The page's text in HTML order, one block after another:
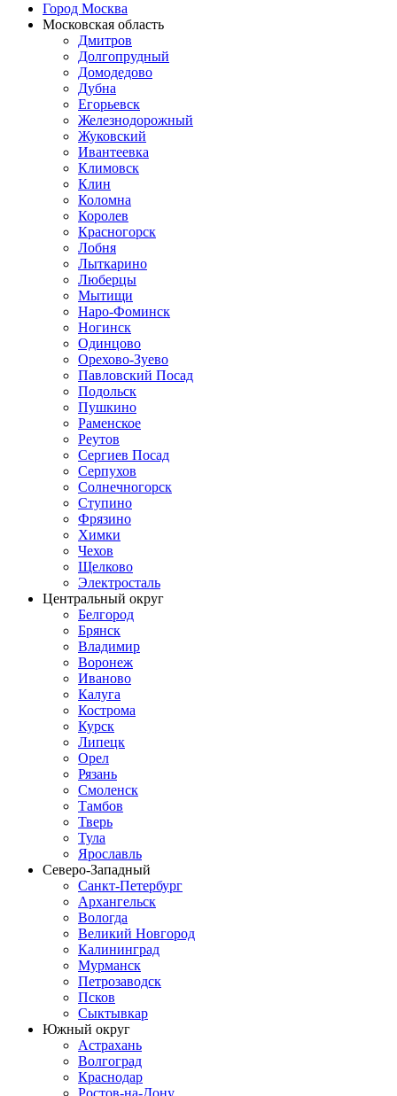
Город Москва
Московская область
Дмитров
Долгопрудный
Домодедово
Дубна
Егорьевск
Железнодорожный
Жуковский
Ивантеевка
Климовск
Клин
Коломна
Королев
Красногорск
Лобня
Лыткарино
Люберцы
Мытищи
Наро-Фоминск
Ногинск
Одинцово
Орехово-Зуево
Павловский Посад
Подольск
Пушкино
Раменское
Реутов
Сергиев Посад
Серпухов
Солнечногорск
Ступино
Фрязино
Химки
Чехов
Щелково
Электросталь
Центральный округ
Белгород
Брянск
Владимир
Воронеж
Иваново
Калуга
Кострома
Курск
Липецк
Орел
Рязань
Смоленск
Тамбов
Тверь
Тула
Ярославль
Северо-Западный
Санкт-Петербург
Архангельск
Вологда
Великий Новгород
Калининград
Мурманск
Петрозаводск
Псков
Сыктывкар
Южный округ
Астрахань
Волгоград
Краснодар